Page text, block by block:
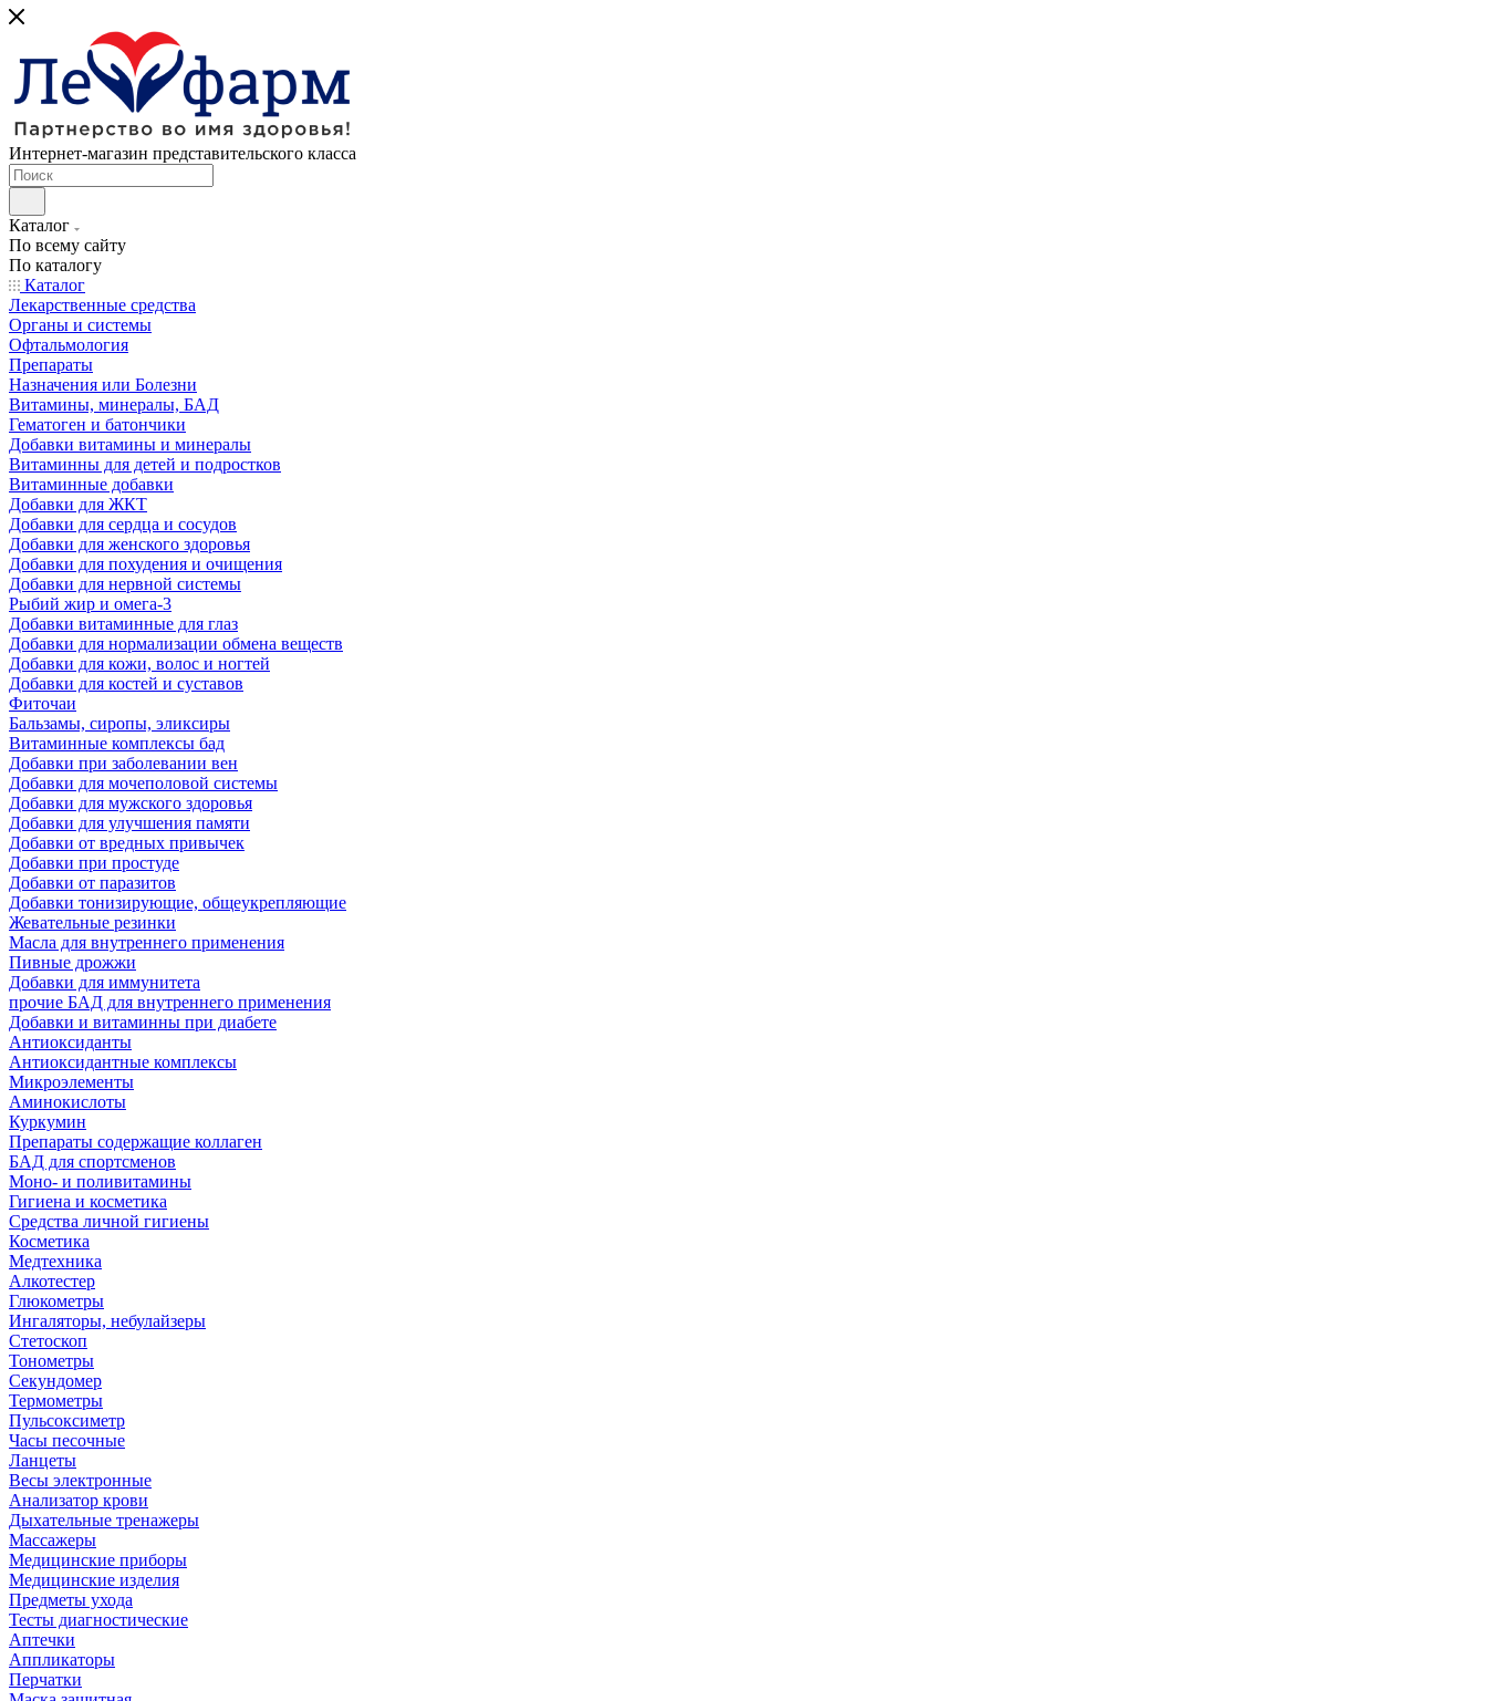
Интернет-магазин представительского класса
Каталог
По всему сайту
По каталогу
Каталог
Лекарственные средства
Органы и системы
Офтальмология
Препараты
Назначения или Болезни
Витамины, минералы, БАД
Гематоген и батончики
Добавки витамины и минералы
Витаминны для детей и подростков
Витаминные добавки
Добавки для ЖКТ
Добавки для сердца и сосудов
Добавки для женского здоровья
Добавки для похудения и очищения
Добавки для нервной системы
Рыбий жир и омега-3
Добавки витаминные для глаз
Добавки для нормализации обмена веществ
Добавки для кожи, волос и ногтей
Добавки для костей и суставов
Фиточаи
Бальзамы, сиропы, эликсиры
Витаминные комплексы бад
Добавки при заболевании вен
Добавки для мочеполовой системы
Добавки для мужского здоровья
Добавки для улучшения памяти
Добавки от вредных привычек
Добавки при простуде
Добавки от паразитов
Добавки тонизирующие, общеукрепляющие
Жевательные резинки
Масла для внутреннего применения
Пивные дрожжи
Добавки для иммунитета
прочие БАД для внутреннего применения
Добавки и витаминны при диабете
Антиоксиданты
Антиоксидантные комплексы
Микроэлементы
Аминокислоты
Куркумин
Препараты содержащие коллаген
БАД для спортсменов
Моно- и поливитамины
Гигиена и косметика
Средства личной гигиены
Косметика
Медтехника
Алкотестер
Глюкометры
Ингаляторы, небулайзеры
Стетоскоп
Тонометры
Секундомер
Термометры
Пульсоксиметр
Часы песочные
Ланцеты
Весы электронные
Анализатор крови
Дыхательные тренажеры
Массажеры
Медицинские приборы
Медицинские изделия
Предметы ухода
Тесты диагностические
Аптечки
Аппликаторы
Перчатки